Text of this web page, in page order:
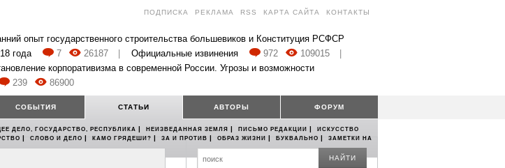
ПОДПИСКА РЕКЛАМА RSS КАРТА САЙТА КОНТАКТЫ
опыт государственного строительства большевиков и Конституция РСФСР
года
7 26187 Официальные извинения 972 109015
корпоративизма в современной России. Угрозы и возможности
239
86900
СОБЫТИЯ СТАТЬИ АВТОРЫ ФОРУМ
ДЕЛО, ГОСУДАРСТВО, РЕСПУБЛИКА | НЕИЗВЕДАННАЯ ЗЕМЛЯ | ПИСЬМО РЕДАКЦИИ |
ИСКУССТВО
| СЛОВО И ДЕЛО | КАМО ГРЯДЕШИ? | ЗА И ПРОТИВ | ОБРАЗ ЖИЗНИ | БУКВАЛЬНО |
ЗАМЕТКИ НА
НАЙТИ